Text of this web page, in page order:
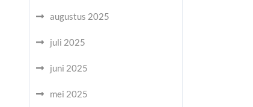
augustus 2025
juli 2025
juni 2025
mei 2025